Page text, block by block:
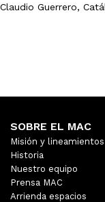
Claudio Guerrero,
SOBRE EL MAC
Misión y lineamientos
Historia
Nuestro equipo
Prensa MAC
Arrienda espacios